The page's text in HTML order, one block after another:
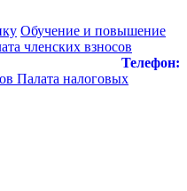
Обучение и повышение
членских взносов
Телефон:
Палата налоговых